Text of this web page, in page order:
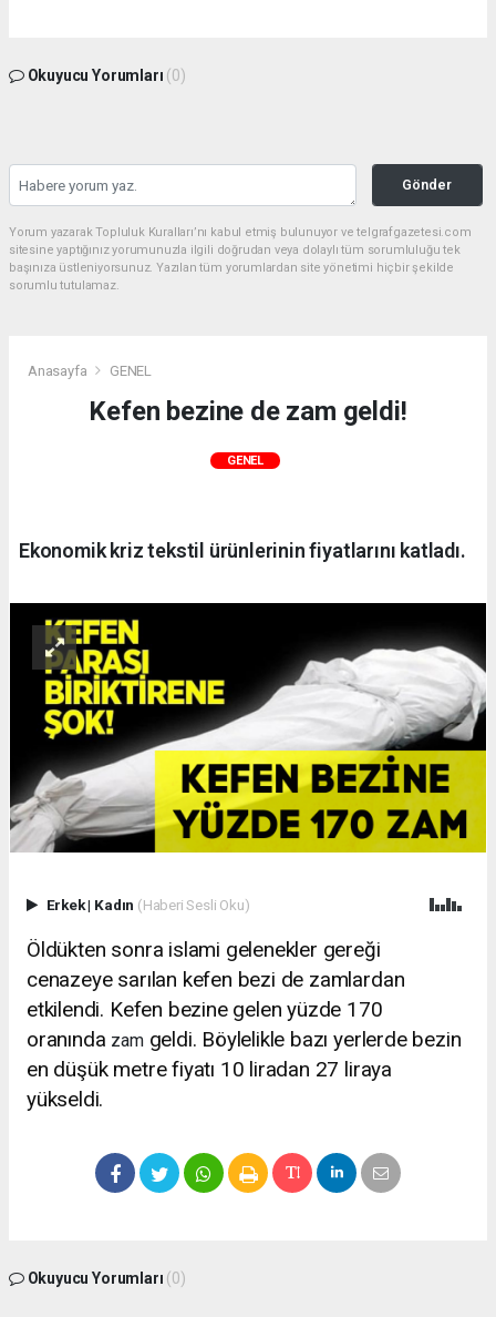
Okuyucu Yorumları (0)
Gönder
Yorum yazarak Topluluk Kuralları’nı kabul etmiş bulunuyor ve telgrafgazetesi.com
sitesine yaptığınız yorumunuzla ilgili doğrudan veya dolaylı tüm sorumluluğu tek
başınıza üstleniyorsunuz. Yazılan tüm yorumlardan site yönetimi hiçbir şekilde
sorumlu tutulamaz.
Anasayfa GENEL
Kefen bezine de zam geldi!
GENEL
Ekonomik kriz tekstil ürünlerinin fiyatlarını katladı.
Erkek| Kadın (Haberi Sesli Oku)
Öldükten sonra islami gelenekler gereği
cenazeye sarılan kefen bezi de zamlardan
etkilendi. Kefen bezine gelen yüzde 170
oranında zamgeldi. Böylelikle bazı yerlerde bezin
en düşük metre fiyatı 10 liradan 27 liraya
yükseldi.
Okuyucu Yorumları (0)